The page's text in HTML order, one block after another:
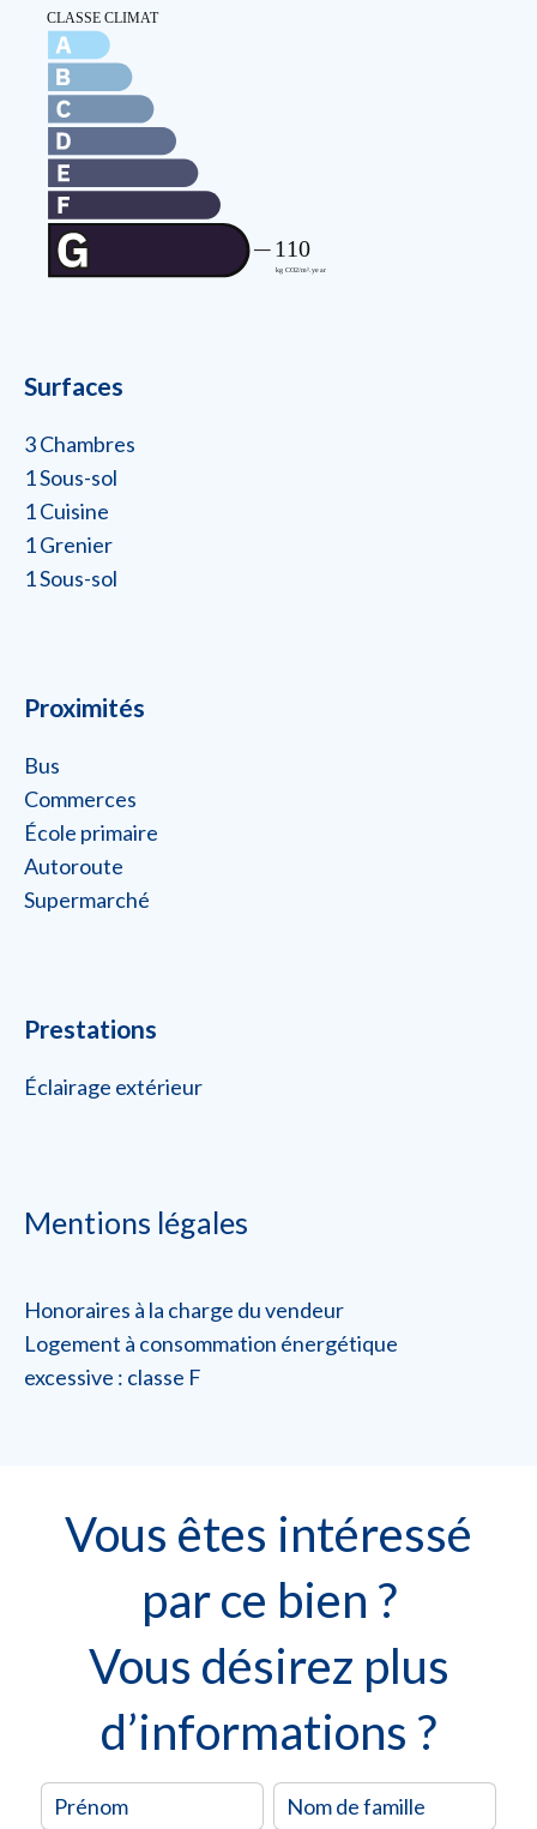
Surfaces
3 Chambres
1 Sous-sol
1 Cuisine
1 Grenier
1 Sous-sol
Proximités
Bus
Commerces
École primaire
Autoroute
Supermarché
Prestations
Éclairage extérieur
Mentions légales
Honoraires à la charge du vendeur
Logement à consommation énergétique
excessive : classe F
Vous êtes intéressé
par ce bien ?
Vous désirez plus
d’informations ?